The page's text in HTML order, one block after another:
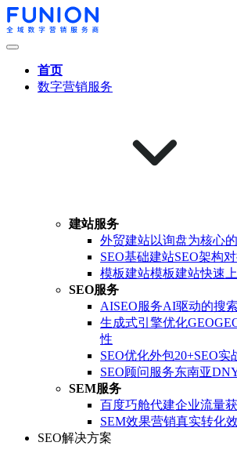
首页
数字营销服务
建站服务
外贸建站以询盘为核心
SEO基础建站SEO架构
模板建站模板建站快速
SEO服务
AISEO服务AI驱动的搜
生成式引擎优化GEO
性
SEO优化外包20+SEO实
SEO顾问服务东南亚
SEM服务
百度巧舱代建企业流量
SEM效果营销真实转化
SEO解决方案